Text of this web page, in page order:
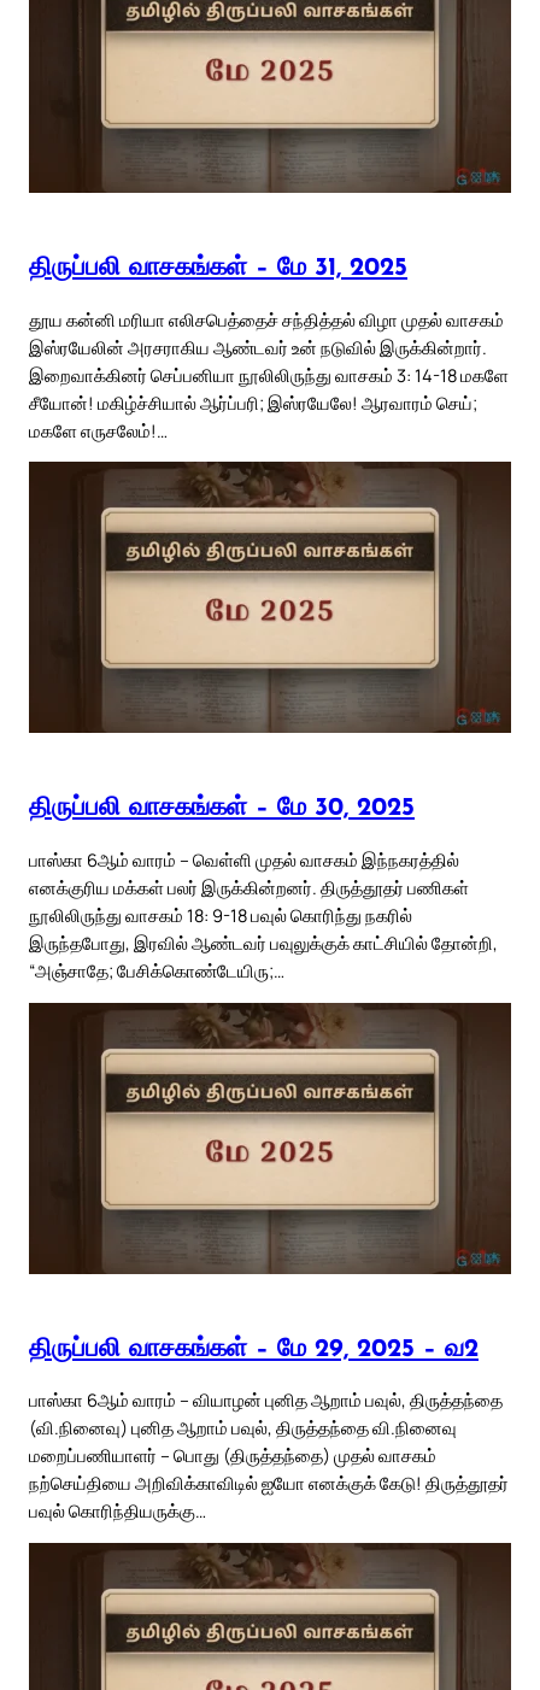
திருப்பலி வாசகங்கள் – மே 31, 2025
தூய கன்னி மரியா எலிசபெத்தைச் சந்தித்தல் விழா முதல் வாசகம்
இஸ்ரயேலின் அரசராகிய ஆண்டவர் உன் நடுவில் இருக்கின்றார்.
இறைவாக்கினர் செப்பனியா நூலிலிருந்து வாசகம் 3: 14-18 மகளே
சீயோன்! மகிழ்ச்சியால் ஆர்ப்பரி; இஸ்ரயேலே! ஆரவாரம் செய்;
மகளே எருசலேம்!…
திருப்பலி வாசகங்கள் – மே 30, 2025
பாஸ்கா 6ஆம் வாரம் – வெள்ளி முதல் வாசகம் இந்நகரத்தில்
எனக்குரிய மக்கள் பலர் இருக்கின்றனர். திருத்தூதர் பணிகள்
நூலிலிருந்து வாசகம் 18: 9-18 பவுல் கொரிந்து நகரில்
இருந்தபோது, இரவில் ஆண்டவர் பவுலுக்குக் காட்சியில் தோன்றி,
“அஞ்சாதே; பேசிக்கொண்டேயிரு;…
திருப்பலி வாசகங்கள் – மே 29, 2025 – வ2
பாஸ்கா 6ஆம் வாரம் – வியாழன் புனித ஆறாம் பவுல், திருத்தந்தை
(வி.நினைவு) புனித ஆறாம் பவுல், திருத்தந்தை வி.நினைவு
மறைப்பணியாளர் – பொது (திருத்தந்தை) முதல் வாசகம்
நற்செய்தியை அறிவிக்காவிடில் ஐயோ எனக்குக் கேடு! திருத்தூதர்
பவுல் கொரிந்தியருக்கு…